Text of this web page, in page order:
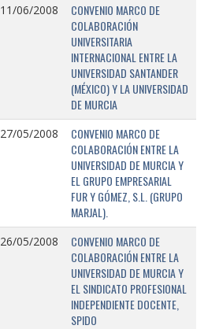
11/06/2008
CONVENIO MARCO DE
COLABORACIÓN
UNIVERSITARIA
INTERNACIONAL ENTRE LA
UNIVERSIDAD SANTANDER
(MÉXICO) Y LA UNIVERSIDAD
DE MURCIA
27/05/2008
CONVENIO MARCO DE
COLABORACIÓN ENTRE LA
UNIVERSIDAD DE MURCIA Y
EL GRUPO EMPRESARIAL
FUR Y GÓMEZ, S.L. (GRUPO
MARJAL).
26/05/2008
CONVENIO MARCO DE
COLABORACIÓN ENTRE LA
UNIVERSIDAD DE MURCIA Y
EL SINDICATO PROFESIONAL
INDEPENDIENTE DOCENTE,
SPIDO